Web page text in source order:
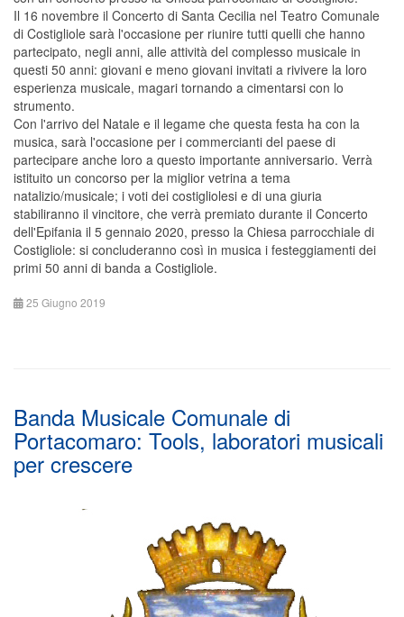
Il 16 novembre il Concerto di Santa Cecilia nel Teatro Comunale
di Costigliole sarà l'occasione per riunire tutti quelli che hanno
partecipato, negli anni, alle attività del complesso musicale in
questi 50 anni: giovani e meno giovani invitati a rivivere la loro
esperienza musicale, magari tornando a cimentarsi con lo
strumento.
Con l'arrivo del Natale e il legame che questa festa ha con la
musica, sarà l'occasione per i commercianti del paese di
partecipare anche loro a questo importante anniversario. Verrà
istituito un concorso per la miglior vetrina a tema
natalizio/musicale; i voti dei costigliolesi e di una giuria
stabiliranno il vincitore, che verrà premiato durante il Concerto
dell'Epifania il 5 gennaio 2020, presso la Chiesa parrocchiale di
Costigliole: si concluderanno così in musica i festeggiamenti dei
primi 50 anni di banda a Costigliole.
25 Giugno 2019
Banda Musicale Comunale di
Portacomaro: Tools, laboratori musicali
per crescere